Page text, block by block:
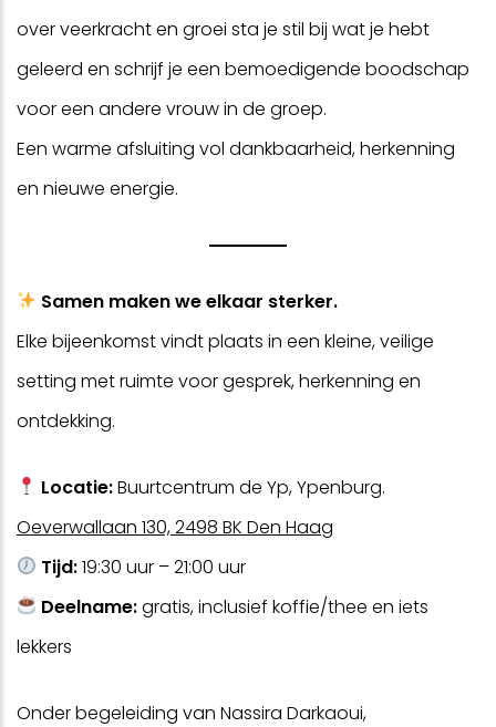
over veerkracht en groei sta je stil bij wat je hebt
geleerd en schrijf je een bemoedigende boodschap
voor een andere vrouw in de groep.
Een warme afsluiting vol dankbaarheid, herkenning
en nieuwe energie.
Samen maken we elkaar sterker.
Elke bijeenkomst vindt plaats in een kleine, veilige
setting met ruimte voor gesprek, herkenning en
ontdekking.
Locatie:Buurtcentrum de Yp, Ypenburg.
Oeverwallaan 130, 2498 BK Den Haag
Tijd:19:30 uur – 21:00 uur
Deelname:gratis, inclusief koffie/thee en iets
lekkers
Onder begeleiding van Nassira Darkaoui,